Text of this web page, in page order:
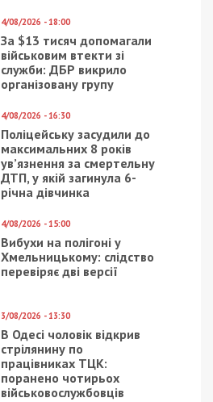
4/08/2026 - 18:00
За $13 тисяч допомагали
військовим втекти зі
служби: ДБР викрило
організовану групу
4/08/2026 - 16:30
Поліцейську засудили до
максимальних 8 років
ув’язнення за смертельну
ДТП, у якій загинула 6-
річна дівчинка
4/08/2026 - 15:00
Вибухи на полігоні у
Хмельницькому: слідство
перевіряє дві версії
3/08/2026 - 13:30
В Одесі чоловік відкрив
стрілянину по
працівниках ТЦК:
поранено чотирьох
військовослужбовців